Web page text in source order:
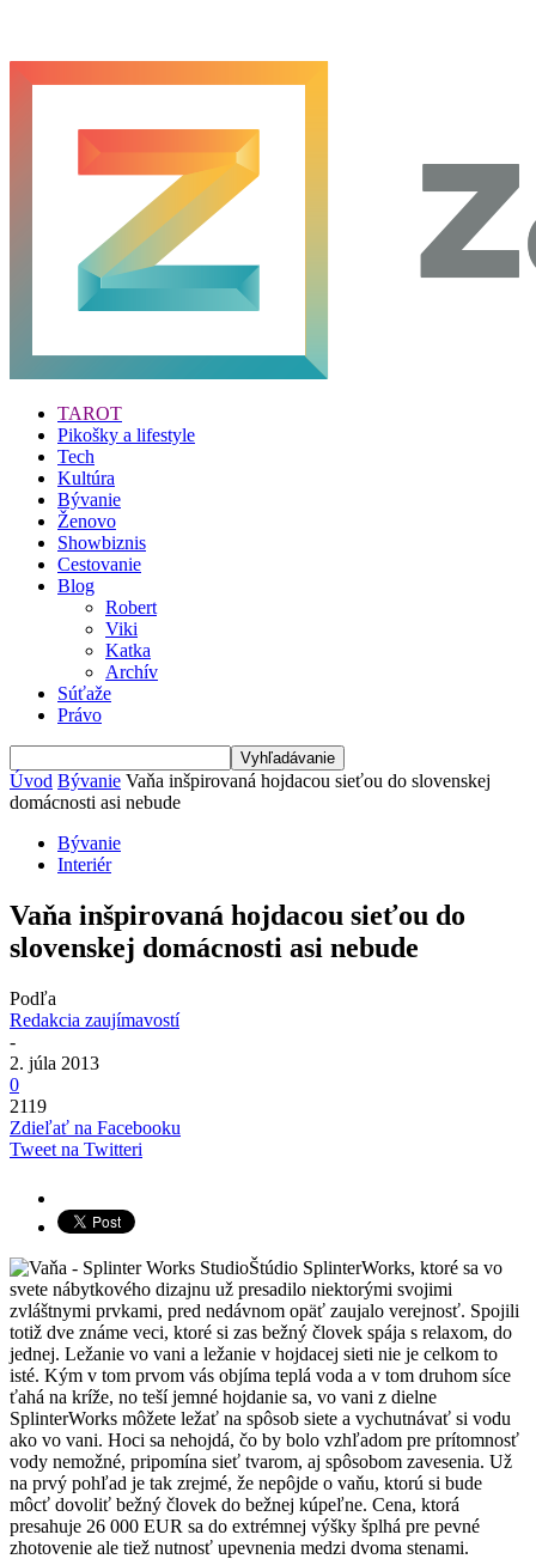
TAROT
Pikošky a lifestyle
Tech
Kultúra
Bývanie
Ženovo
Showbiznis
Cestovanie
Blog
Robert
Viki
Katka
Archív
Súťaže
Právo
Úvod Bývanie Vaňa inšpirovaná hojdacou sieťou do slovenskej
domácnosti asi nebude
Bývanie
Interiér
Vaňa inšpirovaná hojdacou sieťou do
slovenskej domácnosti asi nebude
Podľa
Redakcia zaujímavostí
-
2. júla 2013
0
2119
Zdieľať na Facebooku
Tweet na Twitteri
Štúdio SplinterWorks, ktoré sa vo
svete nábytkového dizajnu už presadilo niektorými svojimi
zvláštnymi prvkami, pred nedávnom opäť zaujalo verejnosť. Spojili
totiž dve známe veci, ktoré si zas bežný človek spája s relaxom, do
jednej. Ležanie vo vani a ležanie v hojdacej sieti nie je celkom to
isté. Kým v tom prvom vás objíma teplá voda a v tom druhom síce
ťahá na kríže, no teší jemné hojdanie sa, vo vani z dielne
SplinterWorks môžete ležať na spôsob siete a vychutnávať si vodu
ako vo vani. Hoci sa nehojdá, čo by bolo vzhľadom pre prítomnosť
vody nemožné, pripomína sieť tvarom, aj spôsobom zavesenia. Už
na prvý pohľad je tak zrejmé, že nepôjde o vaňu, ktorú si bude
môcť dovoliť bežný človek do bežnej kúpeľne. Cena, ktorá
presahuje 26 000 EUR sa do extrémnej výšky šplhá pre pevné
zhotovenie ale tiež nutnosť upevnenia medzi dvoma stenami.